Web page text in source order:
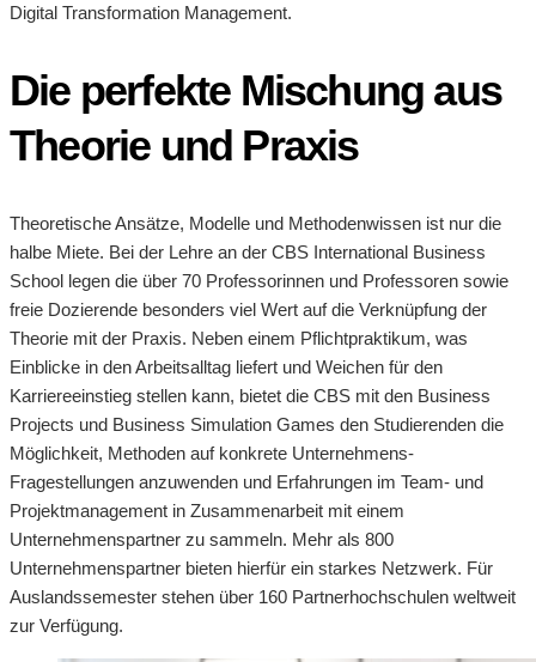
Digital Transformation Management.
Die perfekte Mischung aus
Theorie und Praxis
Theoretische Ansätze, Modelle und Methodenwissen ist nur die
halbe Miete. Bei der Lehre an der CBS International Business
School legen die über 70 Professorinnen und Professoren sowie
freie Dozierende besonders viel Wert auf die Verknüpfung der
Theorie mit der Praxis. Neben einem Pflichtpraktikum, was
Einblicke in den Arbeitsalltag liefert und Weichen für den
Karriereeinstieg stellen kann, bietet die CBS mit den Business
Projects und Business Simulation Games den Studierenden die
Möglichkeit, Methoden auf konkrete Unternehmens-
Fragestellungen anzuwenden und Erfahrungen im Team- und
Projektmanagement in Zusammenarbeit mit einem
Unternehmenspartner zu sammeln. Mehr als 800
Unternehmenspartner bieten hierfür ein starkes Netzwerk. Für
Auslandssemester stehen über 160 Partnerhochschulen weltweit
zur Verfügung.